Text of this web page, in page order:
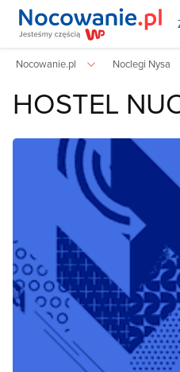
Nocowanie.pl Noclegi Nysa
HOSTEL